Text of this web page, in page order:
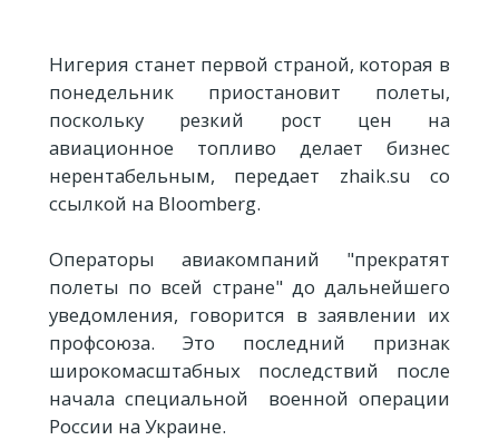
Нигерия станет первой страной, которая в
понедельник приостановит полеты,
поскольку резкий рост цен на
авиационное топливо делает бизнес
нерентабельным, передает zhaik.su со
ссылкой на Bloomberg.
Операторы авиакомпаний "прекратят
полеты по всей стране" до дальнейшего
уведомления, говорится в заявлении их
профсоюза. Это последний признак
широкомасштабных последствий после
начала специальной военной операции
России на Украине.